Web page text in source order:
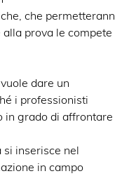
che permetterann
alla prova le compete
dare un
i professionisti
in grado di affrontare
si inserisce nel
in campo